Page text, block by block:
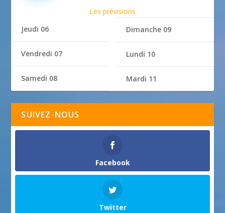
Les prévisions
Jeudi 06
Vendredi 07
Samedi 08
Dimanche 09
Lundi 10
Mardi 11
SUIVEZ-NOUS
Facebook
Twitter